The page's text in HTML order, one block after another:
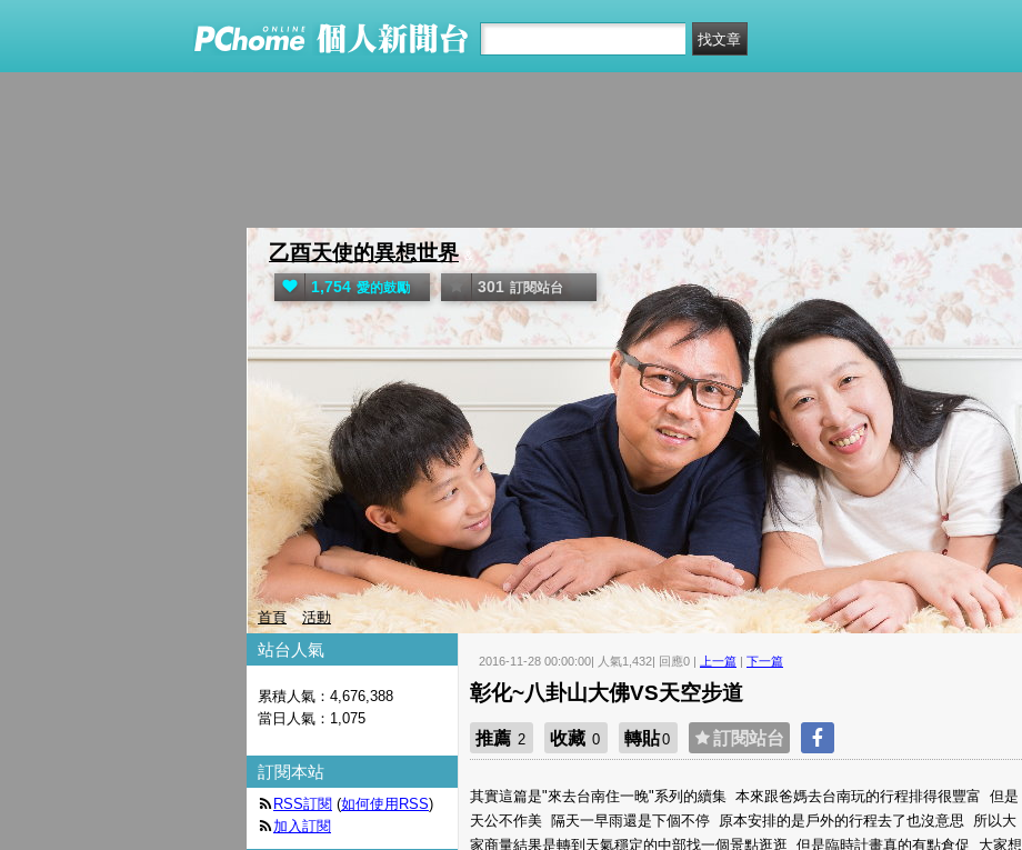
乙酉天使的異想世界 &
1,754 愛的鼓勵 301 訂閱站台
首頁 活動
2016-11-28 00:00:00| 人氣1,432| 回應0 | 上一篇 | 下一篇
彰化~八卦山大佛VS天空步道
推薦 2 收藏 0 轉貼0 訂閱站台
其實這篇是"來去台南住一晚"系列的續集 本來跟爸媽去台南玩的行程排得很豐富 但是
天公不作美 隔天一早雨還是下個不停 原本安排的是戶外的行程去了也沒意思 所以大
家商量結果是轉到天氣穩定的中部找一個景點逛逛 但是臨時計畫真的有點倉促 大家想
站台人氣
累積人氣： 4,676,388
當日人氣： 1,075
訂閱本站
RSS訂閱 (如何使用RSS)
加入訂閱